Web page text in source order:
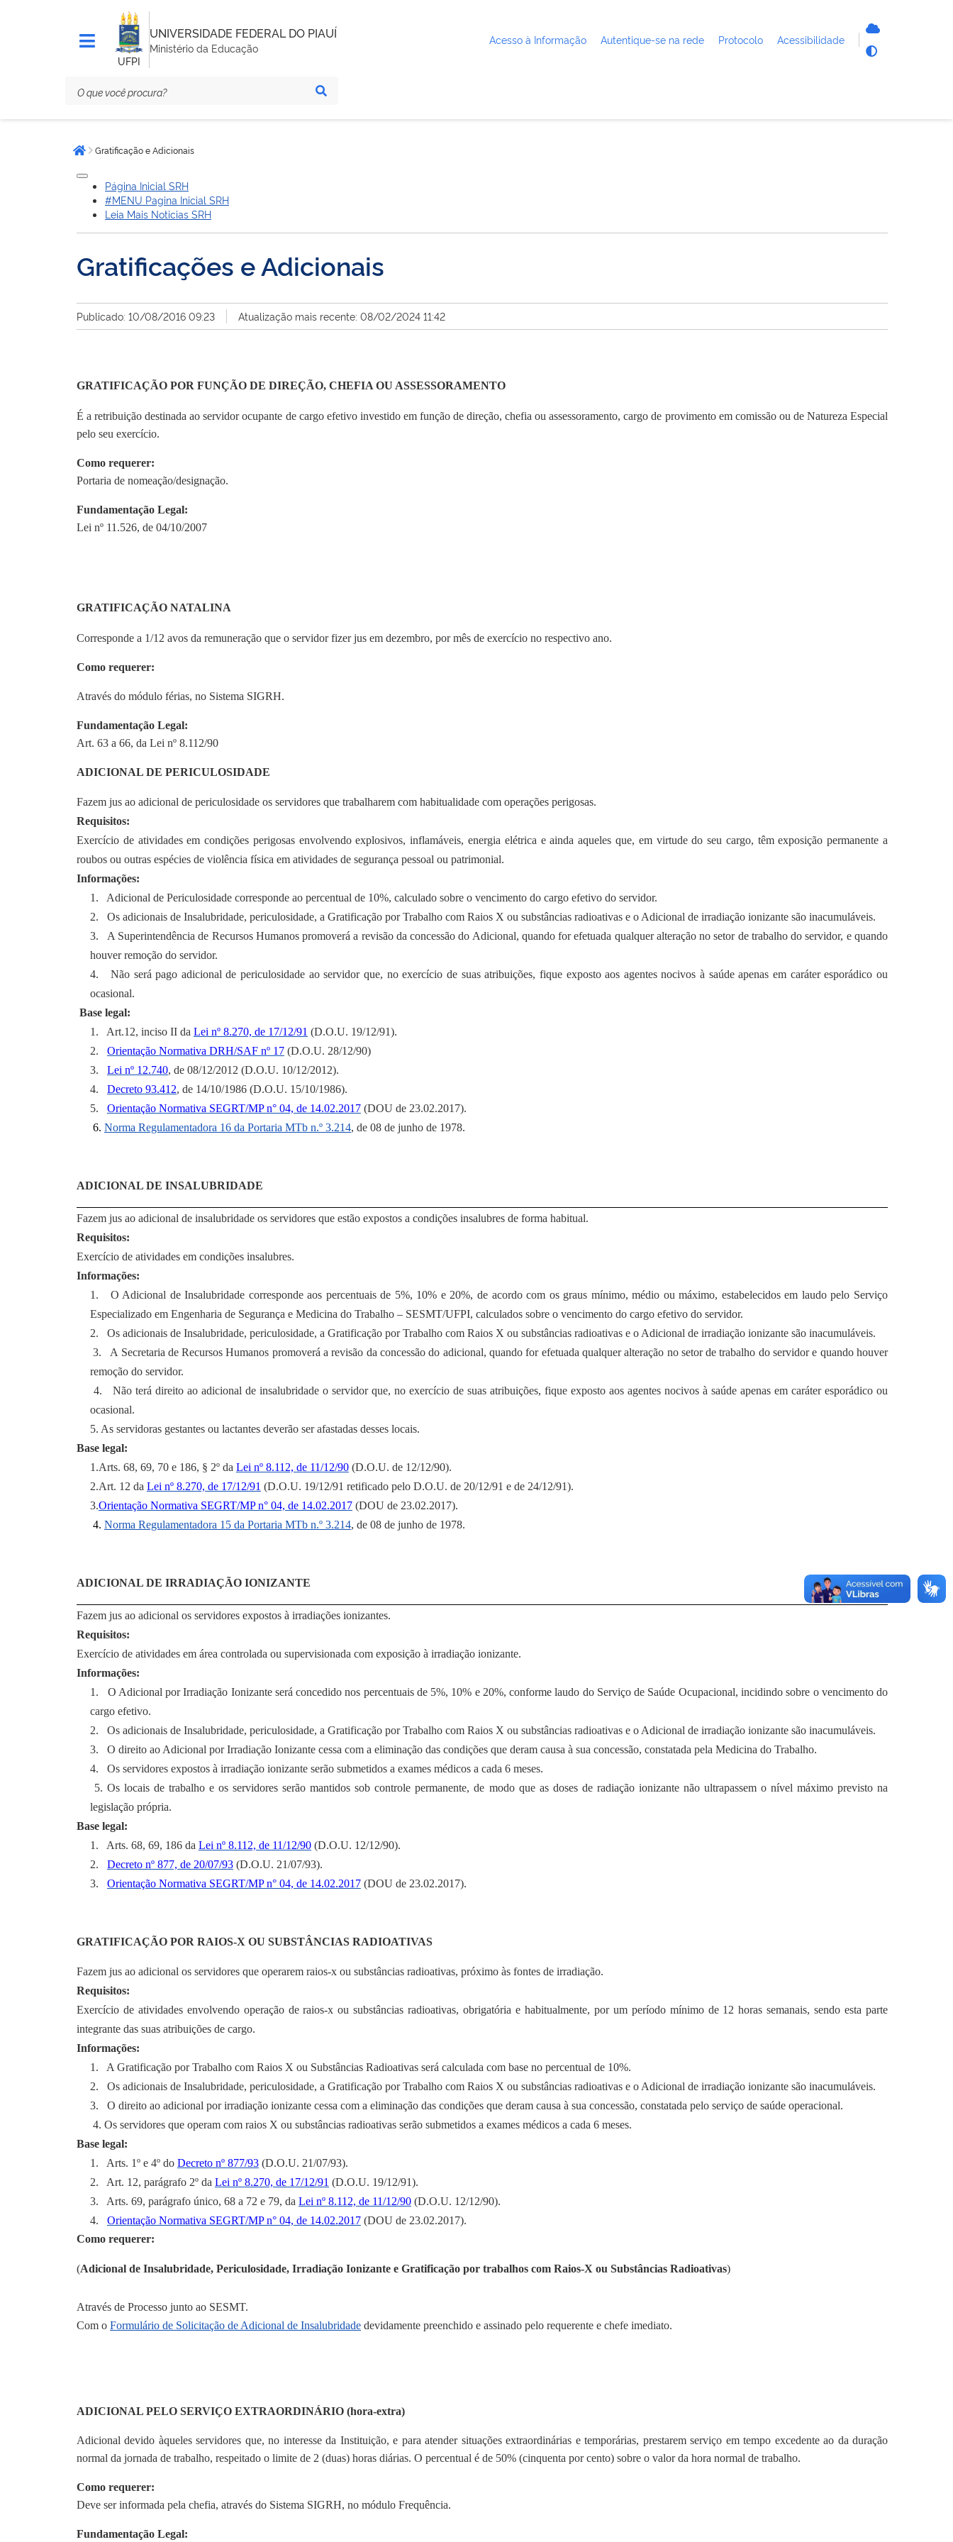
UFPI
UNIVERSIDADE FEDERAL DO PIAUÍ
Ministério da Educação
Acesso à Informação Autentique-se na rede Protocolo Acessibilidade
estáPágina inicial
Gratificação e Adicionais
Página Inicial SRH
#MENU Pagina Inicial SRH
Leia Mais Noticias SRH
Gratificações e Adicionais
Publicado: 10/08/2016 09:23 Atualização mais recente: 08/02/2024 11:42
GRATIFICAÇÃO POR FUNÇÃO DE DIREÇÃO, CHEFIA OU ASSESSORAMENTO
É a retribuição destinada ao servidor ocupante de cargo efetivo investido em função de direção, chefia ou assessoramento, cargo de provimento em comissão ou de Natureza Especial
pelo seu exercício.
Como requerer:
Portaria de nomeação/designação.
Fundamentação Legal:
Lei nº 11.526, de 04/10/2007
GRATIFICAÇÃO NATALINA
Corresponde a 1/12 avos da remuneração que o servidor fizer jus em dezembro, por mês de exercício no respectivo ano.
Como requerer:
Através do módulo férias, no Sistema SIGRH.
Fundamentação Legal:
Art. 63 a 66, da Lei nº 8.112/90
ADICIONAL DE PERICULOSIDADE
Fazem jus ao adicional de periculosidade os servidores que trabalharem com habitualidade com operações perigosas.
Requisitos:
Exercício de atividades em condições perigosas envolvendo explosivos, inflamáveis, energia elétrica e ainda aqueles que, em virtude do seu cargo, têm exposição permanente a
roubos ou outras espécies de violência física em atividades de segurança pessoal ou patrimonial.
Informações:
1.
Adicional de Periculosidade corresponde ao percentual de 10%, calculado sobre o vencimento do cargo efetivo do servidor.
2.
Os adicionais de Insalubridade, periculosidade, a Gratificação por Trabalho com Raios X ou substâncias radioativas e o Adicional de irradiação ionizante são inacumuláveis.
3.
A Superintendência de Recursos Humanos promoverá a revisão da concessão do Adicional, quando for efetuada qualquer alteração no setor de trabalho do servidor, e quando
houver remoção do servidor.
4.
Não será pago adicional de periculosidade ao servidor que, no exercício de suas atribuições, fique exposto aos agentes nocivos à saúde apenas em caráter esporádico ou
ocasional.
Base legal:
1.
Art.12, inciso II da Lei nº 8.270, de 17/12/91 (D.O.U. 19/12/91).
2.
Orientação Normativa DRH/SAF nº 17(D.O.U. 28/12/90)
3.
Lei nº 12.740, de 08/12/2012 (D.O.U. 10/12/2012).
4.
Decreto 93.412, de 14/10/1986 (D.O.U. 15/10/1986).
5.
Orientação Normativa SEGRT/MP n° 04, de 14.02.2017(DOU de 23.02.2017).
6. Norma Regulamentadora 16 da Portaria MTb n.º 3.214, de 08 de junho de 1978.
ADICIONAL DE INSALUBRIDADE
Fazem jus ao adicional de insalubridade os servidores que estão expostos a condições insalubres de forma habitual.
Requisitos:
Exercício de atividades em condições insalubres.
Informações:
1.
O Adicional de Insalubridade corresponde aos percentuais de 5%, 10% e 20%, de acordo com os graus mínimo, médio ou máximo, estabelecidos em laudo pelo Serviço
Especializado em Engenharia de Segurança e Medicina do Trabalho – SESMT/UFPI, calculados sobre o vencimento do cargo efetivo do servidor.
2.
Os adicionais de Insalubridade, periculosidade, a Gratificação por Trabalho com Raios X ou substâncias radioativas e o Adicional de irradiação ionizante são inacumuláveis.
3.
A Secretaria de Recursos Humanos promoverá a revisão da concessão do adicional, quando for efetuada qualquer alteração no setor de trabalho do servidor e quando houver
remoção do servidor.
4.
Não terá direito ao adicional de insalubridade o servidor que, no exercício de suas atribuições, fique exposto aos agentes nocivos à saúde apenas em caráter esporádico ou
ocasional.
5. As servidoras gestantes ou lactantes deverão ser afastadas desses locais.
Base legal:
1.Arts. 68, 69, 70 e 186, § 2º da Lei nº 8.112, de 11/12/90 (D.O.U. de 12/12/90).
2.Art. 12 da Lei nº 8.270, de 17/12/91 (D.O.U. 19/12/91 retificado pelo D.O.U. de 20/12/91 e de 24/12/91).
3.Orientação Normativa SEGRT/MP n° 04, de 14.02.2017(DOU de 23.02.2017).
4. Norma Regulamentadora 15 da Portaria MTb n.º 3.214, de 08 de junho de 1978.
ADICIONAL DE IRRADIAÇÃO IONIZANTE
Fazem jus ao adicional os servidores expostos à irradiações ionizantes.
Requisitos:
Exercício de atividades em área controlada ou supervisionada com exposição à irradiação ionizante.
Informações:
1.
O Adicional por Irradiação Ionizante será concedido nos percentuais de 5%, 10% e 20%, conforme laudo do Serviço de Saúde Ocupacional, incidindo sobre o vencimento do
cargo efetivo.
2.
Os adicionais de Insalubridade, periculosidade, a Gratificação por Trabalho com Raios X ou substâncias radioativas e o Adicional de irradiação ionizante são inacumuláveis.
3.
O direito ao Adicional por Irradiação Ionizante cessa com a eliminação das condições que deram causa à sua concessão, constatada pela Medicina do Trabalho.
4.
Os servidores expostos à irradiação ionizante serão submetidos a exames médicos a cada 6 meses.
5. Os locais de trabalho e os servidores serão mantidos sob controle permanente, de modo que as doses de radiação ionizante não ultrapassem o nível máximo previsto na
legislação própria.
Base legal:
1.
Arts. 68, 69, 186 da Lei nº 8.112, de 11/12/90(D.O.U. 12/12/90).
2.
Decreto nº 877, de 20/07/93(D.O.U. 21/07/93).
3.
Orientação Normativa SEGRT/MP n° 04, de 14.02.2017 (DOU de 23.02.2017).
GRATIFICAÇÃO POR RAIOS-X OU SUBSTÂNCIAS RADIOATIVAS
Fazem jus ao adicional os servidores que operarem raios-x ou substâncias radioativas, próximo às fontes de irradiação.
Requisitos:
Exercício de atividades envolvendo operação de raios-x ou substâncias radioativas, obrigatória e habitualmente, por um período mínimo de 12 horas semanais, sendo esta parte
integrante das suas atribuições de cargo.
Informações:
1.
A Gratificação por Trabalho com Raios X ou Substâncias Radioativas será calculada com base no percentual de 10%.
2.
Os adicionais de Insalubridade, periculosidade, a Gratificação por Trabalho com Raios X ou substâncias radioativas e o Adicional de irradiação ionizante são inacumuláveis.
3.
O direito ao adicional por irradiação ionizante cessa com a eliminação das condições que deram causa à sua concessão, constatada pelo serviço de saúde operacional.
4. Os servidores que operam com raios X ou substâncias radioativas serão submetidos a exames médicos a cada 6 meses.
Base legal:
1.
Arts. 1º e 4º do Decreto nº 877/93(D.O.U. 21/07/93).
2.
Art. 12, parágrafo 2º da Lei nº 8.270, de 17/12/91 (D.O.U. 19/12/91).
3.
Arts. 69, parágrafo único, 68 a 72 e 79, da Lei nº 8.112, de 11/12/90(D.O.U. 12/12/90).
4.
Orientação Normativa SEGRT/MP n° 04, de 14.02.2017(DOU de 23.02.2017).
Como requerer:
(Adicional de Insalubridade, Periculosidade, Irradiação Ionizante e Gratificação por trabalhos com Raios-X ou Substâncias Radioativas)
Através de Processo junto ao SESMT.
Com o Formulário de Solicitação de Adicional de Insalubridade devidamente preenchido e assinado pelo requerente e chefe imediato.
ADICIONAL PELO SERVIÇO EXTRAORDINÁRIO (hora-extra)
Adicional devido àqueles servidores que, no interesse da Instituição, e para atender situações extraordinárias e temporárias, prestarem serviço em tempo excedente ao da duração
normal da jornada de trabalho, respeitado o limite de 2 (duas) horas diárias. O percentual é de 50% (cinquenta por cento) sobre o valor da hora normal de trabalho.
Como requerer:
Deve ser informada pela chefia, através do Sistema SIGRH, no módulo Frequência.
Fundamentação Legal: